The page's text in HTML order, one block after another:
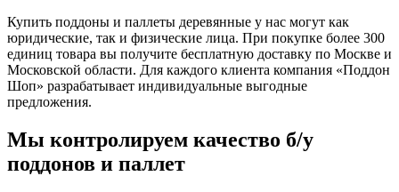
Купить поддоны и паллеты деревянные у нас могут как
юридические, так и физические лица. При покупке более 300
единиц товара вы получите бесплатную доставку по Москве и
Московской области. Для каждого клиента компания «Поддон
Шоп» разрабатывает индивидуальные выгодные
предложения.
Мы контролируем качество б/у
поддонов и паллет